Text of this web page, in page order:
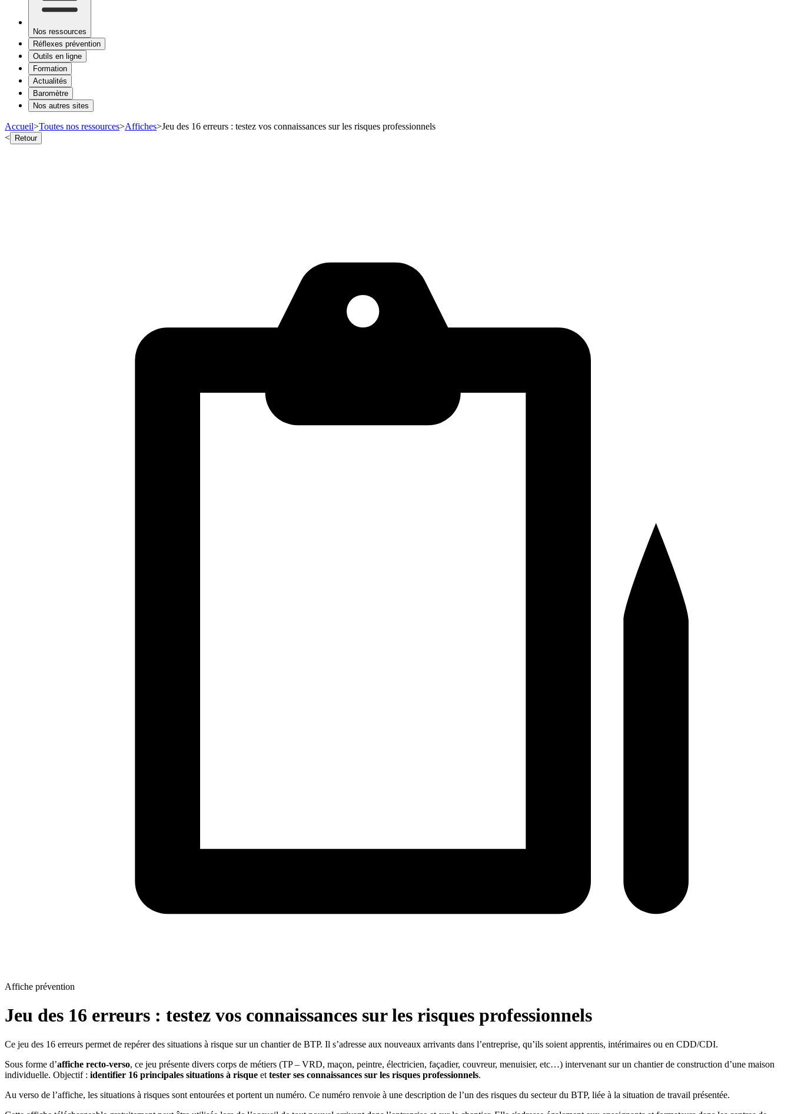
Nos ressources
Réflexes prévention
Outils en ligne
Formation
Actualités
Baromètre
Nos autres sites
Accueil>Toutes nos ressources>Affiches>Jeu des 16 erreurs : testez vos connaissances sur les risques professionnels
< Retour
Affiche prévention
Jeu des 16 erreurs : testez vos connaissances sur les risques professionnels
Ce jeu des 16 erreurs permet de repérer des situations à risque sur un chantier de BTP. Il s’adresse aux nouveaux arrivants dans l’entreprise, qu’ils soient apprentis, intérimaires ou en CDD/CDI.
Sous forme d’affiche recto-verso, ce jeu présente divers corps de métiers (TP – VRD, maçon, peintre, électricien, façadier, couvreur, menuisier, etc…) intervenant sur un chantier de construction d’une maison
individuelle. Objectif : identifier 16 principales situations à risque et tester ses connaissances sur les risques professionnels.
Au verso de l’affiche, les situations à risques sont entourées et portent un numéro. Ce numéro renvoie à une description de l’un des risques du secteur du BTP, liée à la situation de travail présentée.